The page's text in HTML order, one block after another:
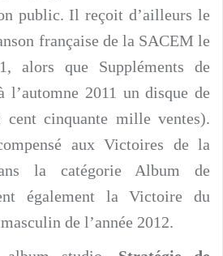
public. Il reçoit d’ailleurs le
française de la SACEM le
alors que Suppléments de
l’automne 2011 un disque de
cinquante mille ventes).
aux Victoires de la
la catégorie Album de
également la Victoire du
de l’année 2012.